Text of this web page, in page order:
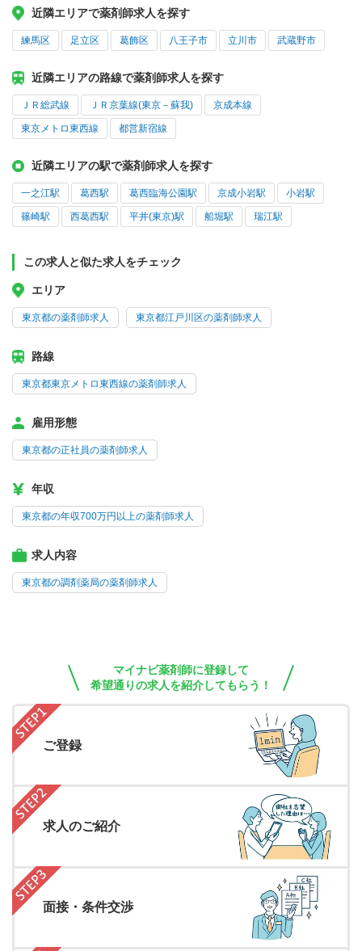
近隣エリアで薬剤師求人を探す
練馬区 足立区 葛飾区 八王子市 立川市 武蔵野市
近隣エリアの路線で薬剤師求人を探す
ＪＲ総武線 ＪＲ京葉線(東京－蘇我) 京成本線
東京メトロ東西線 都営新宿線
近隣エリアの駅で薬剤師求人を探す
一之江駅 葛西駅 葛西臨海公園駅 京成小岩駅 小岩駅
篠崎駅 西葛西駅 平井(東京)駅 船堀駅 瑞江駅
この求人と似た求人をチェック
エリア
東京都の薬剤師求人 東京都江戸川区の薬剤師求人
路線
東京都東京メトロ東西線の薬剤師求人
雇用形態
東京都の正社員の薬剤師求人
年収
東京都の年収700万円以上の薬剤師求人
求人内容
東京都の調剤薬局の薬剤師求人
マイナビ薬剤師に登録して
希望通りの求人を紹介してもらう！
ご登録
求人のご紹介
面接・条件交渉